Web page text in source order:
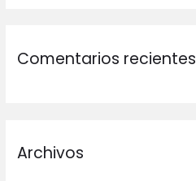
Comentarios recientes
Archivos